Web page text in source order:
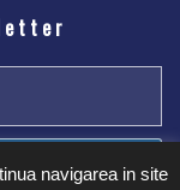
navigarea in site